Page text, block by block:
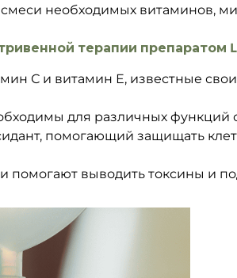
необходимых витаминов,
терапии препаратом
С и витамин Е, известные
для различных функций
помогающий защищать
помогают выводить токсины и